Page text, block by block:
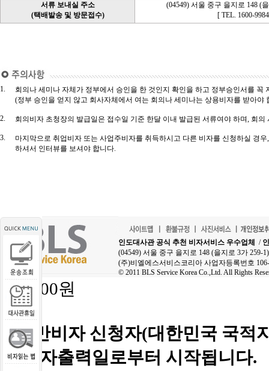
서류 보내실 주소
(택배발송 및 방문접수)
(04549) 서울 중구 을지로 148 (
[ TEL. 1600-
1.
회의나 세미나 자체가 정부에서 승인을 한 것인지 확인을 하고 정부승인서를 꼭
(정부 승인을 얻지 않고 회사자체에서 여는 회의나 세미나는 상용비자를 받아야
2. 회의비자 초청장의 발급일은 접수일 기준 한달 이내 발급된 서류여야 하며, 회
3.
마지막으로 취업비자 또는 사업주비자를 취득하시고 다른 비자를 신청하실 경
하셔서 인터뷰를 보셔야 합니다.
인도대사관 공식 추천 비자서비스 우수업체 /
(04549) 서울 중구 을지로 148 (을지로 3가
(주)비엘에스서비스코리아 사업자등록번호
© 2011 BLS Service Korea Co.,Ltd. All Rights
191,000원
■일반비자 신청자(대한민국 국적
의 비자출력일로부터 시작됩니다.